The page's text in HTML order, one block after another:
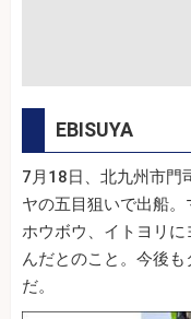
EBISUYA
7月18日、北九州市門
ヤの五目狙いで出船。
ホウボウ、イトヨリ
んだとのこと。今後
だ。